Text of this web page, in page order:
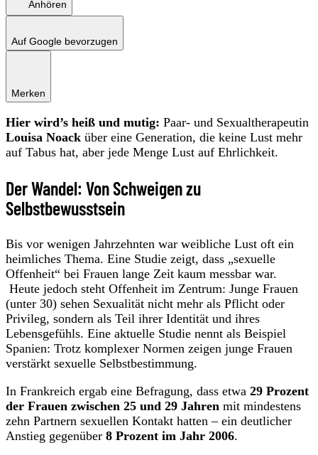
Anhören
Auf Google bevorzugen
Merken
Hier wird’s heiß und mutig: Paar- und Sexualtherapeutin
Louisa Noack über eine Generation, die keine Lust mehr
auf Tabus hat, aber jede Menge Lust auf Ehrlichkeit.
Der Wandel: Von Schweigen zu
Selbstbewusstsein
Bis vor wenigen Jahrzehnten war weibliche Lust oft ein
heimliches Thema. Eine Studie zeigt, dass „sexuelle
Offenheit“ bei Frauen lange Zeit kaum messbar war.
Heute jedoch steht Offenheit im Zentrum: Junge Frauen
(unter 30) sehen Sexualität nicht mehr als Pflicht oder
Privileg, sondern als Teil ihrer Identität und ihres
Lebensgefühls. Eine aktuelle Studie nennt als Beispiel
Spanien: Trotz komplexer Normen zeigen junge Frauen
verstärkt sexuelle Selbstbestimmung.
In Frankreich ergab eine Befragung, dass etwa 29 Prozent
der Frauen zwischen 25 und 29 Jahren mit mindestens
zehn Partnern sexuellen Kontakt hatten – ein deutlicher
Anstieg gegenüber 8 Prozent im Jahr 2006.